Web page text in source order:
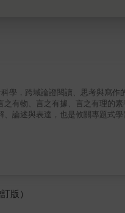
學，跨域論證閱讀、思考與寫作
之有據、言之有理的素養學習成果
表達，也是攸關專題式學習的重
學「人文社科資優班」召集人多
理過程、講求證據的實驗報告，
以及老師們
版）